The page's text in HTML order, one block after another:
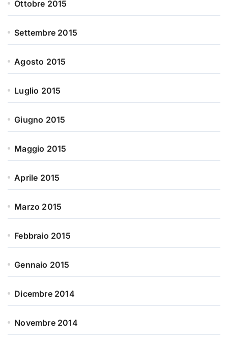
Ottobre 2015
Settembre 2015
Agosto 2015
Luglio 2015
Giugno 2015
Maggio 2015
Aprile 2015
Marzo 2015
Febbraio 2015
Gennaio 2015
Dicembre 2014
Novembre 2014